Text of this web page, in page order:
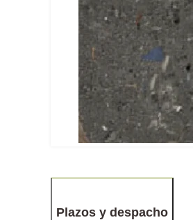
Plazos y despacho